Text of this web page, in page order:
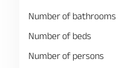
Number of bathrooms
Number of beds
Number of persons